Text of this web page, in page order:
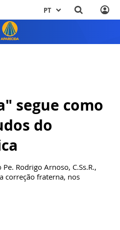
PT
segue como
do
Rodrigo Arnoso, C.Ss.R.,
correção fraterna, nos